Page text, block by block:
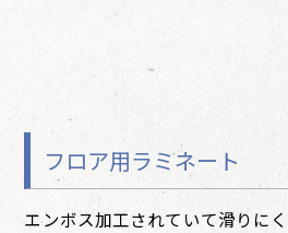
フロア用ラミネート
エンボス加工されていて滑りに